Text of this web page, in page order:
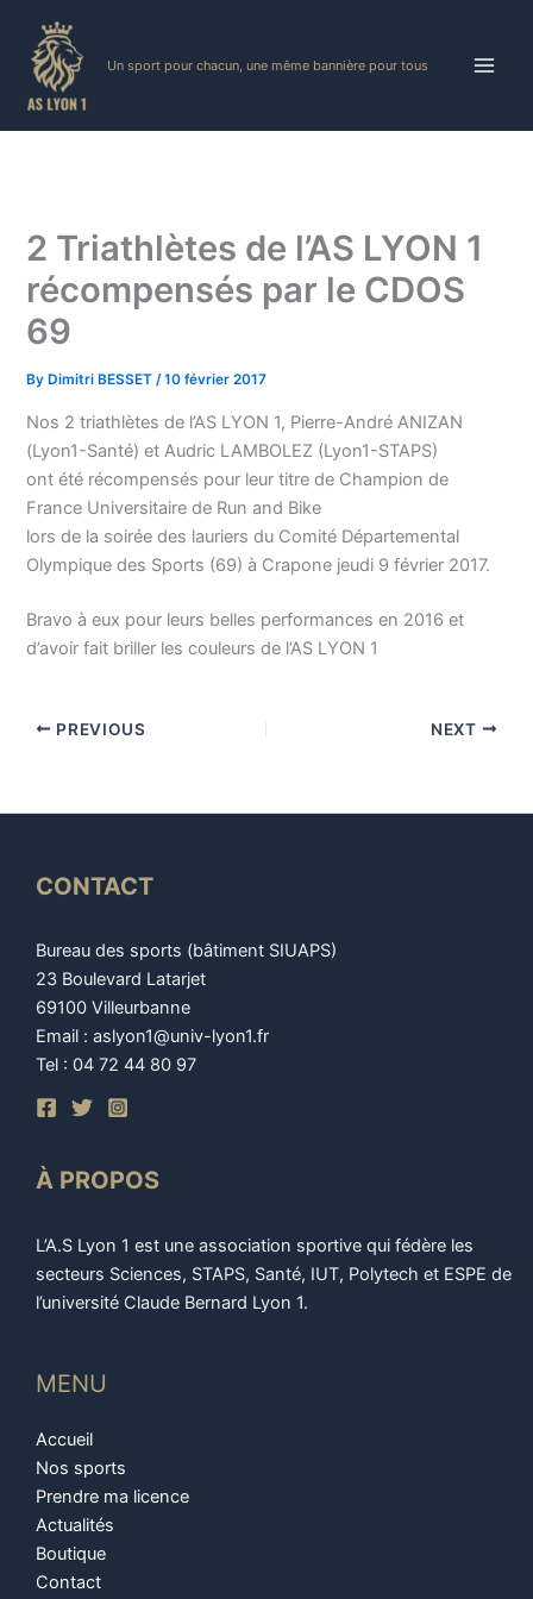
content
Un sport pour chacun, une même bannière pour tous
2 Triathlètes de l’AS LYON 1
récompensés par le CDOS
69
By Dimitri BESSET/10 février 2017
Nos 2 triathlètes de l’AS LYON 1, Pierre-André ANIZAN
(Lyon1-Santé) et Audric LAMBOLEZ (Lyon1-STAPS)
ont été récompensés pour leur titre de Champion de
France Universitaire de Run and Bike
lors de la soirée des lauriers du Comité Départemental
Olympique des Sports (69) à Crapone jeudi 9 février 2017.
Bravo à eux pour leurs belles performances en 2016 et
d’avoir fait briller les couleurs de l’AS LYON 1
PREVIOUS NEXT
CONTACT
Bureau des sports (bâtiment SIUAPS)
23 Boulevard Latarjet
69100 Villeurbanne
Email : aslyon1@univ-lyon1.fr
Tel : 04 72 44 80 97
À PROPOS
L’A.S Lyon 1 est une association sportive qui fédère les
secteurs Sciences, STAPS, Santé, IUT, Polytech et ESPE de
l’université Claude Bernard Lyon 1.
MENU
Accueil
Nos sports
Prendre ma licence
Actualités
Boutique
Contact